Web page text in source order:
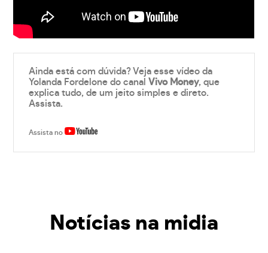
Ainda está com dúvida? Veja esse vídeo da
Yolanda Fordelone do canalVivo Money, que
explica tudo, de um jeito simples e direto.
Assista.
Assista no
Notícias na midia